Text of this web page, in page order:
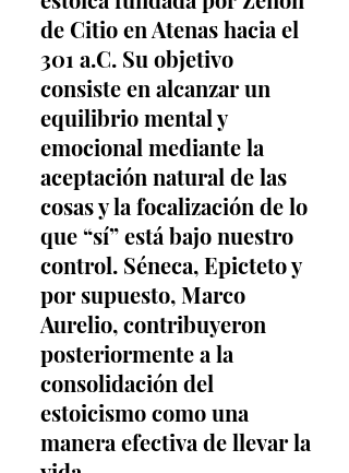
de Citio en Atenas hacia el
301 a.C. Su objetivo
consiste en alcanzar un
equilibrio mental y
emocional mediante la
aceptación natural de las
cosas y la focalización de lo
que “sí” está bajo nuestro
control. Séneca, Epicteto y
por supuesto, Marco
Aurelio, contribuyeron
posteriormente a la
consolidación del
estoicismo como una
manera efectiva de llevar la